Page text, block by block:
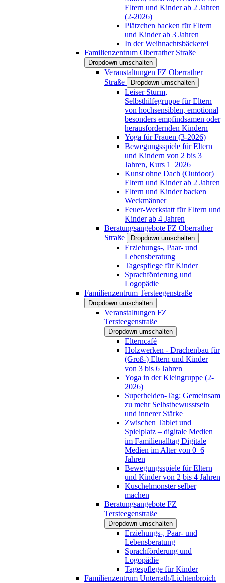
Eltern und Kinder ab 2 Jahren
(2-2026)
Plätzchen backen für Eltern
und Kinder ab 3 Jahren
In der Weihnachtsbäckerei
Familienzentrum Oberrather Straße
Dropdown umschalten
Veranstaltungen FZ Oberrather
Straße
Dropdown umschalten
Leiser Sturm,
Selbsthilfegruppe für Eltern
von hochsensiblen, emotional
besonders empfindsamen oder
herausfordernden Kindern
Yoga für Frauen (3-2026)
Bewegungsspiele für Eltern
und Kindern von 2 bis 3
Jahren, Kurs 1_2026
Kunst ohne Dach (Outdoor)
Eltern und Kinder ab 2 Jahren
Eltern und Kinder backen
Weckmänner
Feuer-Werkstatt für Eltern und
Kinder ab 4 Jahren
Beratungsangebote FZ Oberrather
Straße
Dropdown umschalten
Erziehungs-, Paar- und
Lebensberatung
Tagespflege für Kinder
Sprachförderung und
Logopädie
Familienzentrum Tersteegenstraße
Dropdown umschalten
Veranstaltungen FZ
Tersteegenstraße
Dropdown umschalten
Elterncafé
Holzwerken - Drachenbau für
(Groß-) Eltern und Kinder
von 3 bis 6 Jahren
Yoga in der Kleingruppe (2-
2026)
Superhelden-Tag: Gemeinsam
zu mehr Selbstbewusstsein
und innerer Stärke
Zwischen Tablet und
Spielplatz – digitale Medien
im Familienalltag Digitale
Medien im Alter von 0–6
Jahren
Bewegungsspiele für Eltern
und Kinder von 2 bis 4 Jahren
Kuschelmonster selber
machen
Beratungsangebote FZ
Tersteegenstraße
Dropdown umschalten
Erziehungs-, Paar- und
Lebensberatung
Sprachförderung und
Logopädie
Tagespflege für Kinder
Familienzentrum Unterrath/Lichtenbroich